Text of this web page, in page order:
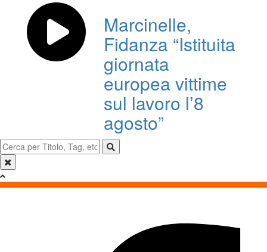
Marcinelle,
Fidanza “Istituita
giornata
europea vittime
sul lavoro l’8
agosto”